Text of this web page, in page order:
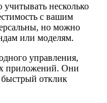
несколько
с вашим
но можно
или моделям.
управления,
приложений. Они
отклик